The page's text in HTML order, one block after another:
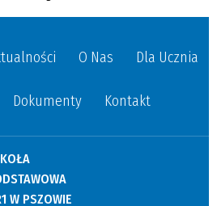
O Nas Dla Ucznia
Dokumenty Kontakt
W PSZOWIE